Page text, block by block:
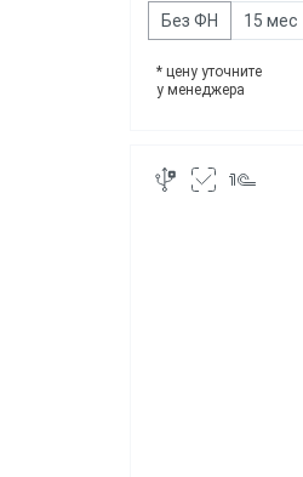
Без ФН 15 мес
* цену уточните
у менеджера